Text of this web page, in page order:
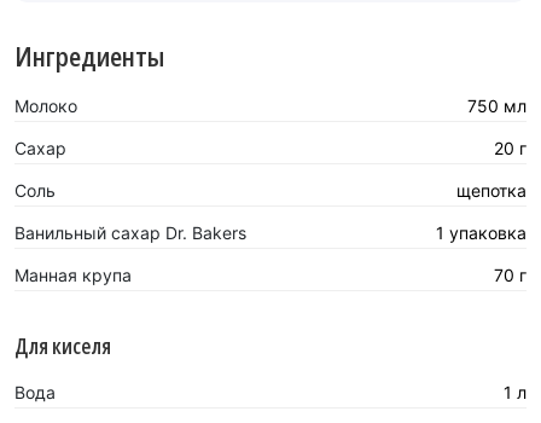
Ингредиенты
Молоко 750 мл
Сахар 20 г
Соль щепотка
Ванильный сахар Dr. Bakers 1 упаковка
Манная крупа 70 г
Для киселя
Вода 1 л